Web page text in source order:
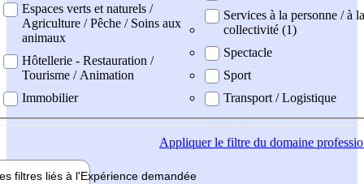
Espaces verts et naturels /
Agriculture / Pêche / Soins aux
animaux
Hôtellerie - Restauration /
Tourisme / Animation
Immobilier
Services à la personne / à la
collectivité (1)
Spectacle
Sport
Transport / Logistique
Appliquerle filtre du domaine
filtres liés à l'Expérience demandée